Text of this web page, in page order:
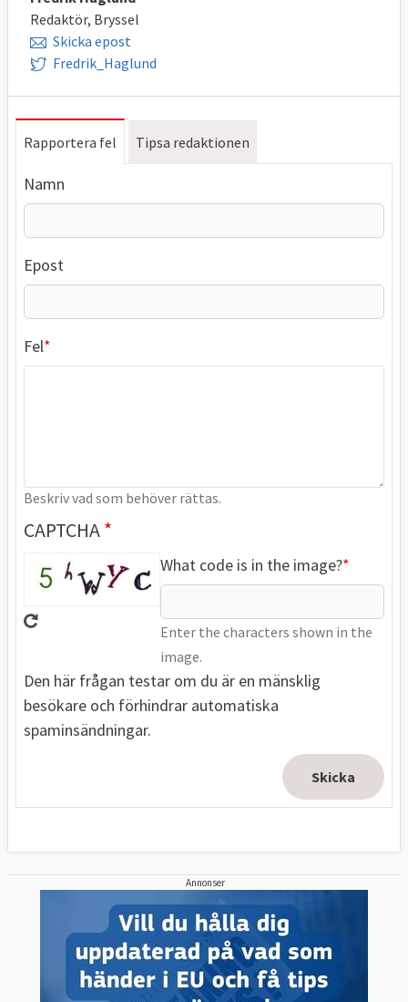
Redaktör, Bryssel
Skicka epost
Fredrik_Haglund
Rapportera fel Tipsa redaktionen
Namn
Epost
Fel
Beskriv vad som behöver rättas.
CAPTCHA
What code is in the image?
Enter the characters shown in the
image.
Den här frågan testar om du är en mänsklig
besökare och förhindrar automatiska
spaminsändningar.
Annonser